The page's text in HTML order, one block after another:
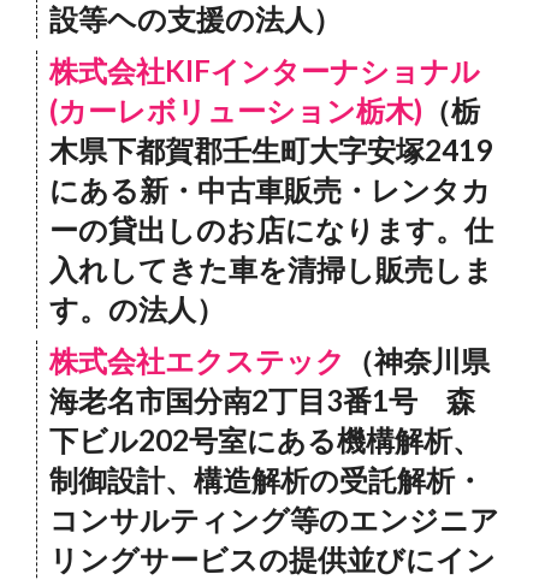
設等ヘの支援の法人）
株式会社KIFインターナショナル
(カーレボリューション栃木) （栃
木県下都賀郡壬生町大字安塚2419
にある新・中古車販売・レンタカ
ーの貸出しのお店になります。仕
入れしてきた車を清掃し販売しま
す。の法人）
株式会社エクステック
（神奈川県
海老名市国分南2丁目3番1号 森
下ビル202号室にある機構解析、
制御設計、構造解析の受託解析・
コンサルティング等のエンジニア
リングサービスの提供並びにイン